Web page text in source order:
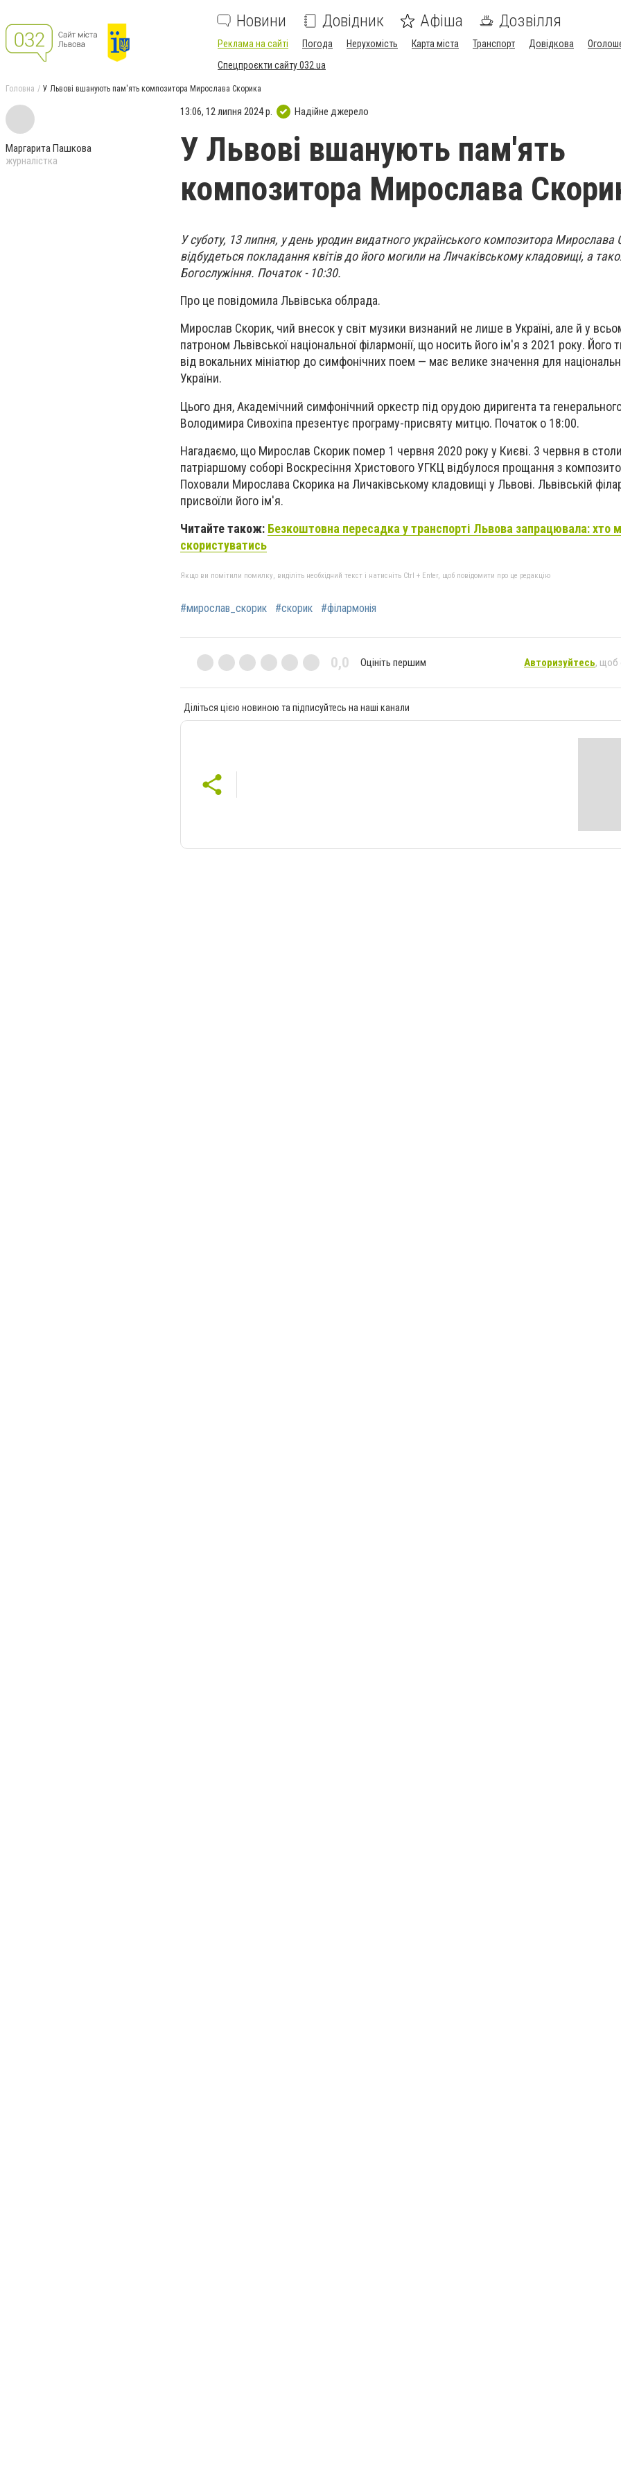
Новини Довідник Афіша Дозвілля
Реклама на сайті Погода Нерухомість Карта міста Транспорт Довідкова
Спецпроєкти сайту 032.ua
Головна У Львові вшанують пам'ять композитора Мирослава Скорика
Маргарита Пашкова
журналістка
13:06, 12 липня 2024 р. Надійне джерело
У Львові вшанують пам'ять
композитора Мирослава
У суботу, 13 липня, у день уродин видатного українського композитора Мирослава
відбудеться покладання квітів до його могили на Личаківському кладовищі, а
Богослужіння. Початок - 10:30.
Про це повідомила Львівська облрада.
Мирослав Скорик, чий внесок у світ музики визнаний не лише в Україні, але й у
патроном Львівської національної філармонії, що носить його ім'я з 2021 року. Його
від вокальних мініатюр до симфонічних поем — має велике значення для
України.
Цього дня, Академічний симфонічний оркестр під орудою диригента та
Володимира Сивохіпа презентує програму-присвяту митцю. Початок о 18:00.
Нагадаємо, що Мирослав Скорик помер 1 червня 2020 року у Києві. 3 червня в
патріаршому соборі Воскресіння Христового УГКЦ відбулося прощання з
Поховали Мирослава Скорика на Личаківському кладовищі у Львові. Львівській
присвоїли його ім'я.
Читайте також: Безкоштовна пересадка у транспорті Львова запрацювала: хто
скористуватись
Якщо ви помітили помилку, виділіть необхідний текст і натисніть Ctrl + Enter, щоб повідомити про це редакцію
#мирослав_скорик #скорик #філармонія
0,0 Оцініть першим Авторизуйтесь, щоб
Діліться цією новиною та підписуйтесь на наші канали